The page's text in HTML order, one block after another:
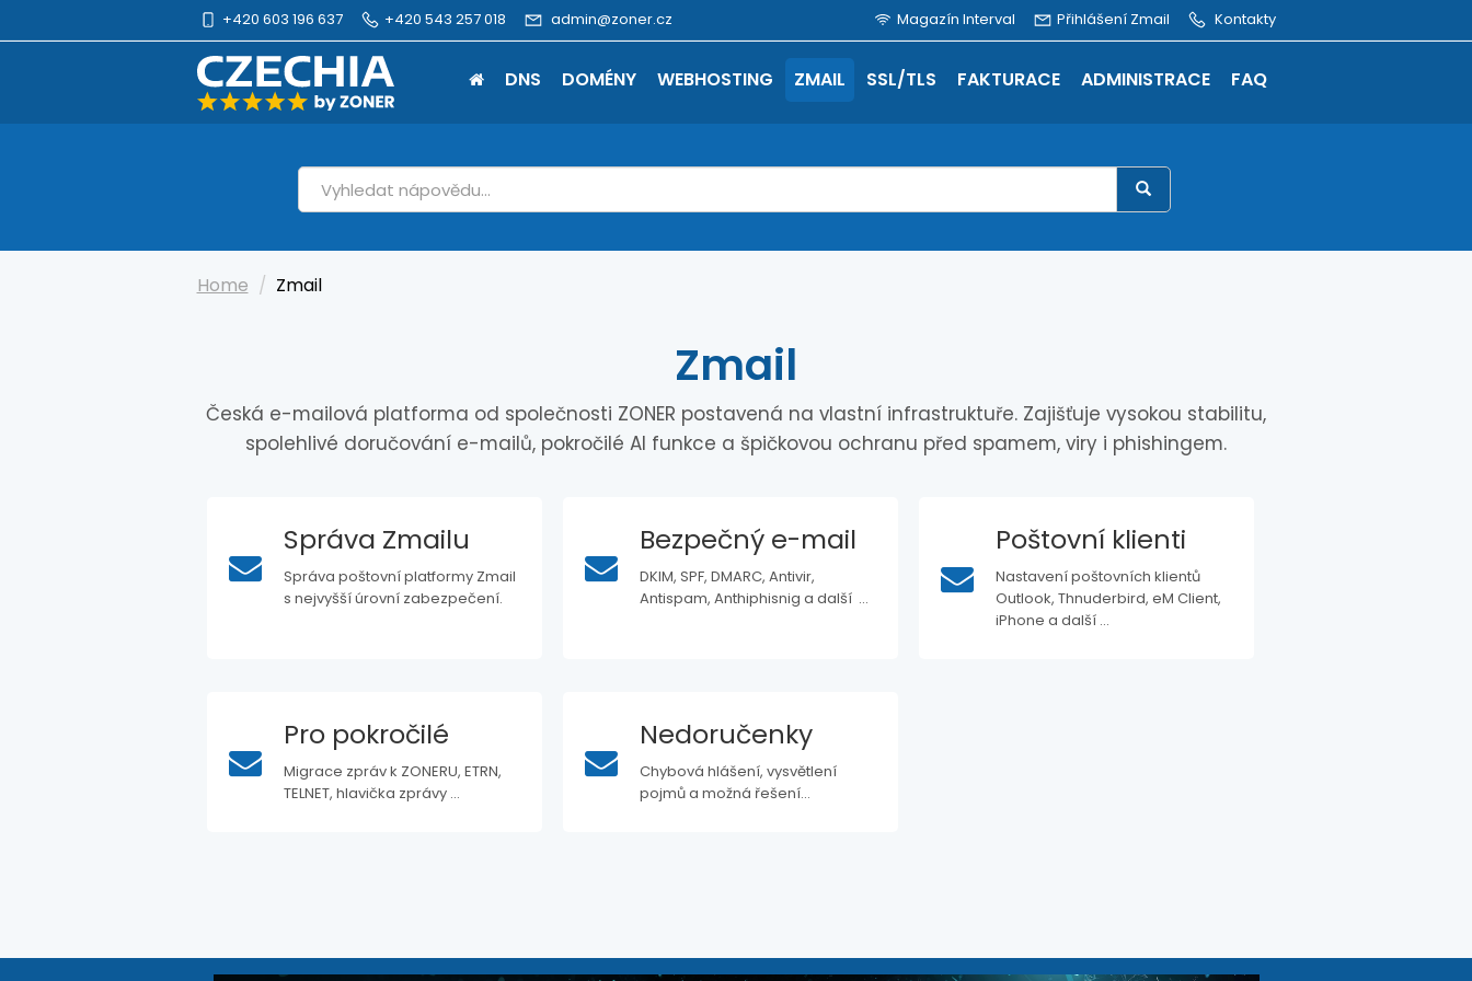
+420 603 196 637 +420 543 257 018 admin@zoner.cz Magazín Interval Přihlášení Zmail Kontakty
DNS DOMÉNY WEBHOSTING ZMAIL SSL/TLS FAKTURACE ADMINISTRACE FAQ
Home Zmail
Zmail
Česká e-mailová platforma od společnosti ZONER postavená na vlastní infrastruktuře. Zajišťuje vysokou stabilitu,
spolehlivé doručování e-mailů, pokročilé AI funkce a špičkovou ochranu před spamem, viry i phishingem.
Správa Zmailu
Správa poštovní platformy Zmail
s nejvyšší úrovní zabezpečení.
Bezpečný e-mail
DKIM, SPF, DMARC, Antivir,
Antispam, Anthiphisnig a další ...
Poštovní klienti
Nastavení poštovních klientů
Outlook, Thnuderbird, eM Client,
iPhone a další ...
Pro pokročilé
Migrace zpráv k ZONERU, ETRN,
TELNET, hlavička zprávy ...
Nedoručenky
Chybová hlášení, vysvětlení
pojmů a možná řešení...